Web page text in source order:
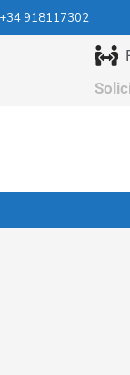
918117302